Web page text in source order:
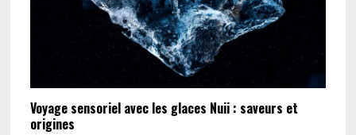
Voyage sensoriel avec les glaces Nuii : saveurs et
origines